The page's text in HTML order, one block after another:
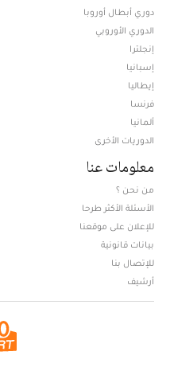
دوري أبطال أوروبا
الدوري الأوروبي
إنجلترا
إسبانيا
إيطاليا
فرنسا
ألمانيا
الدوريات الأخرى
معلومات عنا
من نحن ؟
الأسئلة الأكثر طرحا
للإعلان على موقعنا
بيانات قانونية
للإتصال بنا
أرشيف